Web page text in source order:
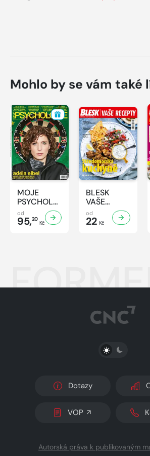
Mohlo by se vám také
MOJE
PSYCHOLOGIE
- 8/2026
od
95,20
Kč
BLESK
VAŠE
RECEPTY -
8/2026
od
22 Kč
PŘEPNOUT
Dotazy
VOP
Autorská práva k publikovaným